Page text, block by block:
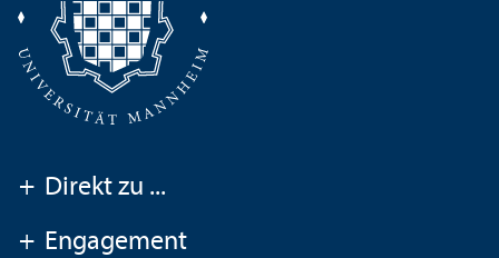
+ Direkt zu ...
+ Engagement